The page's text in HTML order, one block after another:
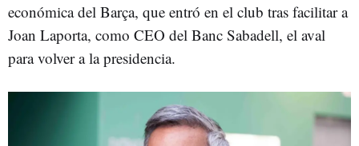
económica del Barça, que entró en el club tras facilitar a
Joan Laporta, como CEO del Banc Sabadell, el aval
para volver a la presidencia.